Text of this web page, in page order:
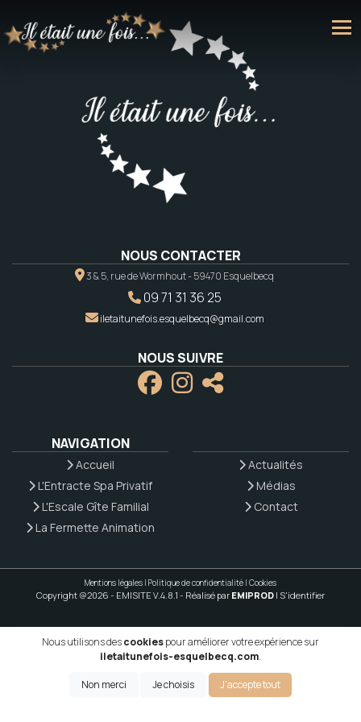
NOUS CONTACTER
3 & 5, rue de Wormhout - 59470 Esquelbecq
09 71 31 36 25
iletaitunefois.esquelbecq@gmail.com
NOUS SUIVRE
NAVIGATION
Accueil
L'Entracte Spa Privatif
L'Escale Gîte Familial
La Fermette Animation
Actualités
Médias
Contact
Mentions légales | Politique de confidentialité | Cookies
Copyright @2026 - EMISITE V.4.8.1 - Réalisé par EMIPROD | S'identifier
Nous utilisons descookiespour améliorer votre expérience sur
iletaitunefois-esquelbecq.com.
Non merci Je choisis J'accepte tout